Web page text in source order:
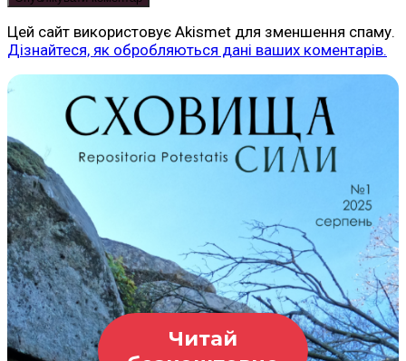
Цей сайт використовує Akismet для зменшення спаму.
Дізнайтеся, як обробляються дані ваших коментарів.
Читай